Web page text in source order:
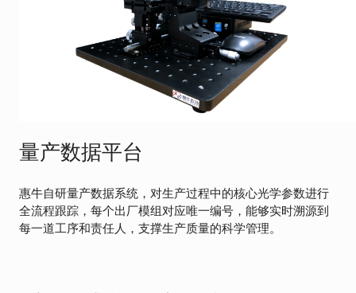
量产数据平台
惠牛自研量产数据系统，对生产过程中的核心光学参数进行
全流程跟踪，每个出厂模组对应唯一编号，能够实时溯源到
每一道工序和责任人，支撑生产质量的科学管理。